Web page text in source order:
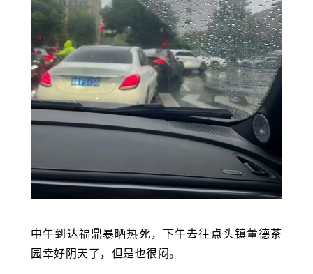
中午到达福鼎暴晒热死，下午去往点头镇董德茶
园幸好阴天了，但是也很闷。